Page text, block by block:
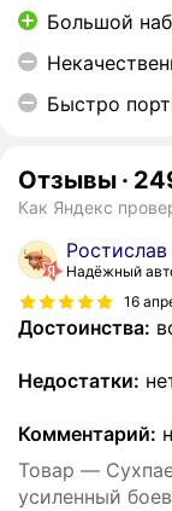
Большой
Быстро
Отзывы ·
Как Яндекс
Надёжный
16
Достоинства:
Недостатки:
Комментарий:
Товар —
усиленный